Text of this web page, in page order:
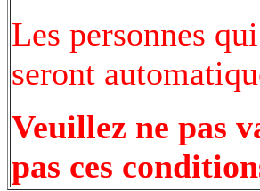
Les personnes
seront
Veuillez ne pas
pas ces